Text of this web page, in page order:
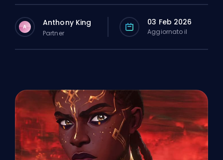
A Anthony King
Partner
03 Feb 2026
Aggiornato il